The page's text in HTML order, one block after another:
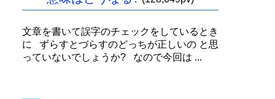
文章を書いて誤字のチェックをしているとき
に ずらすとづらすのどっちが正しいの と思
っていないでしょうか? なので今回は ...